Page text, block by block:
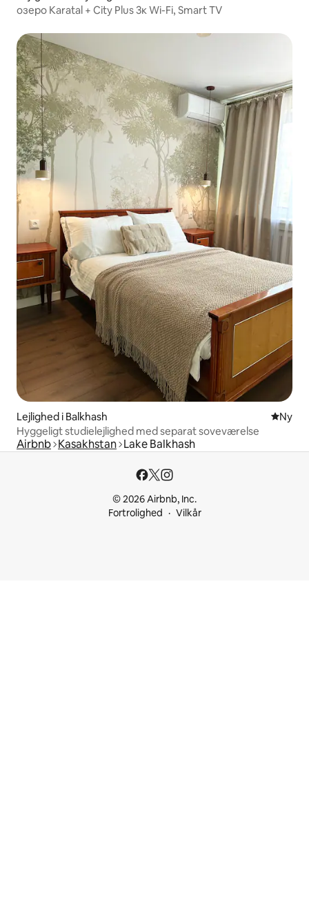
озеро Karatal + City Plus 3к Wi-Fi, Smart TV
Lejlighed i Balkhash Nyt
Ny
Hyggeligt studielejlighed med separat soveværelse
Airbnb Kasakhstan Lake Balkhash
© 2026 Airbnb, Inc.
Fortrolighed
Vilkår